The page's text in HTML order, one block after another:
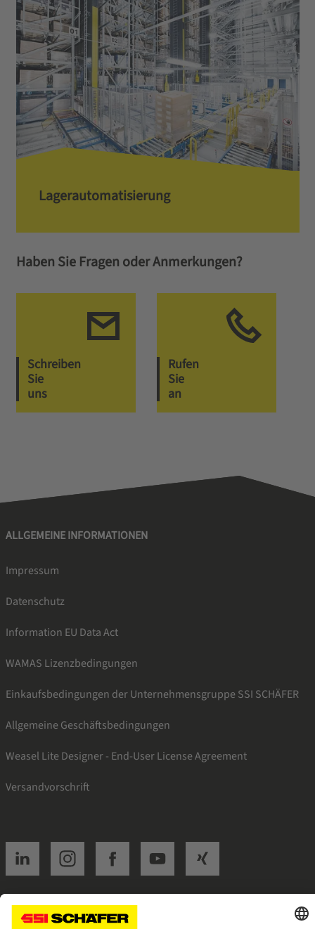
Lagerautomatisierung
Haben Sie Fragen oder Anmerkungen?
Schreiben
Sie
uns
Rufen
Sie
an
ALLGEMEINE INFORMATIONEN
Impressum
Datenschutz
Information EU Data Act
WAMAS Lizenzbedingungen
Einkaufsbedingungen der Unternehmensgruppe SSI SCHÄFER
Allgemeine Geschäftsbedingungen
Weasel Lite Designer - End-User License Agreement
Versandvorschrift
SSI linkedinSSI instagramSSI facebookSSI youtubeSSI xing